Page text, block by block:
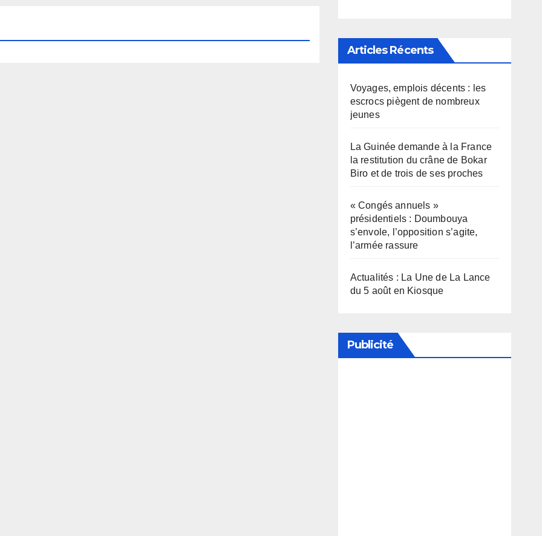
Articles Récents
Voyages, emplois décents : les
escrocs piègent de nombreux
jeunes
La Guinée demande à la France
la restitution du crâne de Bokar
Biro et de trois de ses proches
« Congés annuels »
présidentiels : Doumbouya
s’envole, l’opposition s’agite,
l’armée rassure
Actualités : La Une de La Lance
du 5 août en Kiosque
Publicité